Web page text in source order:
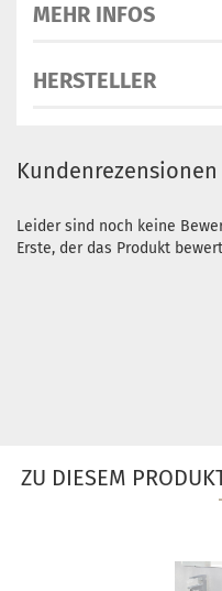
MEHR INFOS
HERSTELLER
Kundenrezensionen
Leider sind noch keine
Erste, der das Produkt
ZU DIESEM